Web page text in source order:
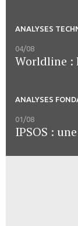
ANALYSES
04/08
Worldline :
ANALYSES
01/08
IPSOS :